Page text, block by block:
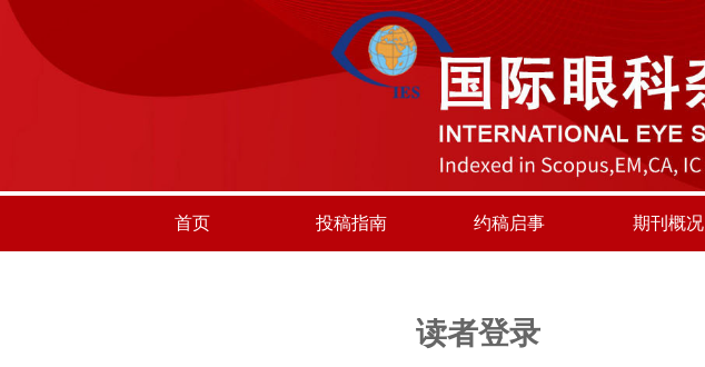
首页 投稿指南 约稿启事 期刊概况
读者登录